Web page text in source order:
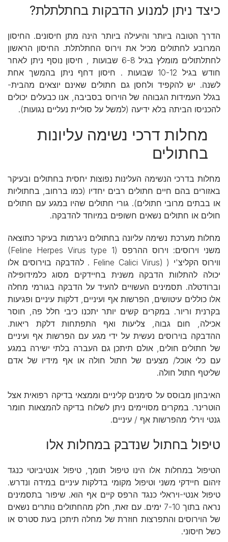
כיצד ניתן למנוע הדבקות בחתלתלת?
הדרך הטובה ביותר והיעילה ביותר הינה מתן חיסונים. החיסון
המרובע לחתולים מכיל את וירוס החתלתלת. החיסון הראשון
לחתלתולים מומלץ בגיל 6-8 שבועות , חיסון נוסף ניתן לאחר
חודש בגיל 10-12 שבועות . חיסון דחף ניתן בהמשך אחת
לשנה. יש להקפיד ולחסן גם חתולים שאינם יוצאים מהבית-
בגלל העמידות הגבוהה של הוירוס בסביבה, אנו כבעלים יכולים
להכניסו הביתה בלא ידיעה (למשל על סוליית נעליים נגועות).
מחלות דרכי נשימה עליונות
בחתולים
מחלות בדרכי הנשימה העלינות נפוצות יחסית בחתולים ובעיקר
באזורים בהם חיים חתולים רבים יחדיו (כמו ברחוב, בחתוליות
או בבתים מרובי חתולים). גורי חתולים שהיו במגע עם חתולים
חולים או חתולים נשאים חשופים במיוחד להדבקה.
מחלות מערכת נשימה עליונה בחתולים ניגרמות בעיקר כתוצאה
משני וירוסים: וירוס ההרפס (Feline Herpes Virus type 1)
ווירוס הקליצ'י ( (Feline Calici Virus . להדבקה בוירוסים אלו
יכולה להתלוות הדבקה משנית בחיידקים מסוג כלמידופילה
וברודטלה. תסמינים העשויים להעיד על הדבקה בגורמי מחלה
אלו כוללים עיטושים, הפרשות אף ועיניים, דלקות עיניים ופגיעות
בקרנית וריור. במקרים קשים יותר יתכנו כיבי חלל פה, חוסר
אכילה, חום גבוה, צליעות ואף התפתחות דלקת ריאות.
ההדבקה בוירוסים נעשית על ידי מגע עם הפרשות אף ועיניים
של חתולים חולים, אולם תיתכן גם העברה בלתי ישירה במגע
עם כלי אוכל/ מצעים של חתול חולה או אף מידיו של אדם
שליטף חתול חולה.
האיבחון מבוסס על סימנים קליניים וממצאי בדיקה רפואית אצל
הוטרינר. במקרים מסויימים ניתן לשלוח בדיקה להמצאות חומר
גנטי וירלי מהפרשות אף / עיניים.
טיפול בחתול שנדבק במחלות אלו
הטיפול במחלות אלו הינו טיפול תומך, טיפול אנטיביוטי כנגד
זיהום חיידקי משני וטיפול מקומי בדלקות עיניים במידה ונדרש.
טיפול אנטי-ויראלי כנגד הרפס קיים אף הוא. שיפור בתסמינים
נראה בתוך 7-10 ימים. עם זאת, חלק מהחתולים נותרים נשאים
של הוירוסים והתפרצות חוזרת של מחלה תיתכן בעת סטרס או
כשל חיסוני.